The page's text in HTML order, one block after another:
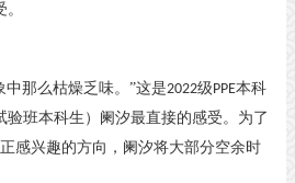
中那么枯燥乏味。”这是2022级PPE本科
验班本科生）阑汐最直接的感受。为了
感兴趣的方向，阑汐将大部分空余时